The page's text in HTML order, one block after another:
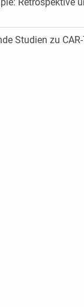
Studien zu